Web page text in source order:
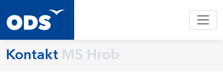
Kontakt MS Hrob